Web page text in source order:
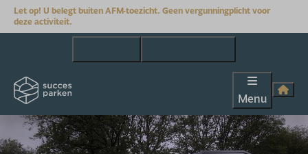
Let op! U belegt buiten AFM-toezicht. Geen vergunningplicht voor
deze activiteit.
Menu